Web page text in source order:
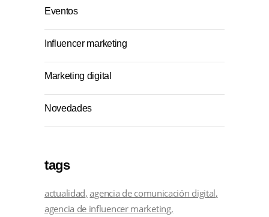
Eventos
Influencer marketing
Marketing digital
Novedades
tags
actualidad agencia de comunicación digital
agencia de influencer marketing